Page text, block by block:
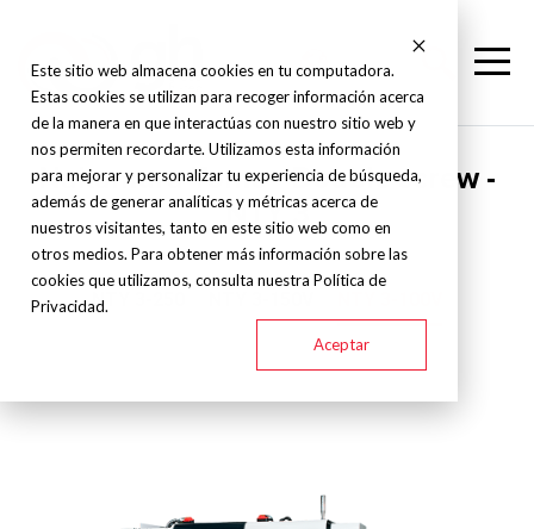
Este sitio web almacena cookies en tu computadora.
Estas cookies se utilizan para recoger información acerca
de la manera en que interactúas con nuestro sitio web y
nos permiten recordarte. Utilizamos esta información
para mejorar y personalizar tu experiencia de búsqueda,
además de generar analíticas y métricas acerca de
nuestros visitantes, tanto en este sitio web como en
otros medios. Para obtener más información sobre las
cookies que utilizamos, consulta nuestra Política de
Privacidad.
Aceptar
Nakamura Tome - Double screw -
NTY 3
NTY 3-250